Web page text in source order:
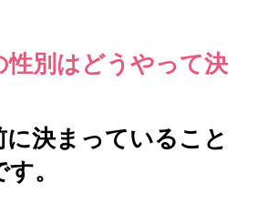
性別はどうやって決
決まっていること
。